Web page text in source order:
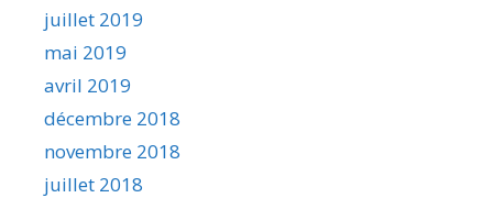
juillet 2019
mai 2019
avril 2019
décembre 2018
novembre 2018
juillet 2018